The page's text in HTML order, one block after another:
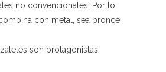
no convencionales. Por lo
con metal, sea bronce
son protagonistas.